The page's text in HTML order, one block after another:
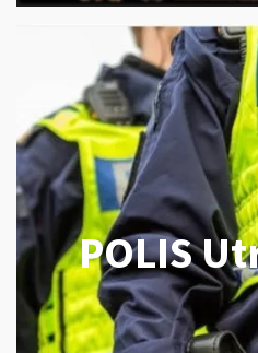
POLIS